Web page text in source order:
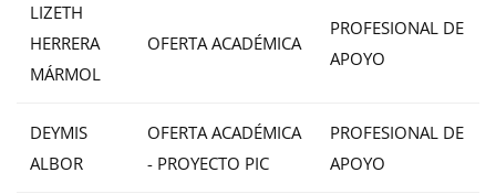
LIZETH
HERRERA
MÁRMOL
OFERTA ACADÉMICA
PROFESIONAL DE
APOYO
DEYMIS
ALBOR
OFERTA ACADÉMICA
- PROYECTO PIC
PROFESIONAL DE
APOYO